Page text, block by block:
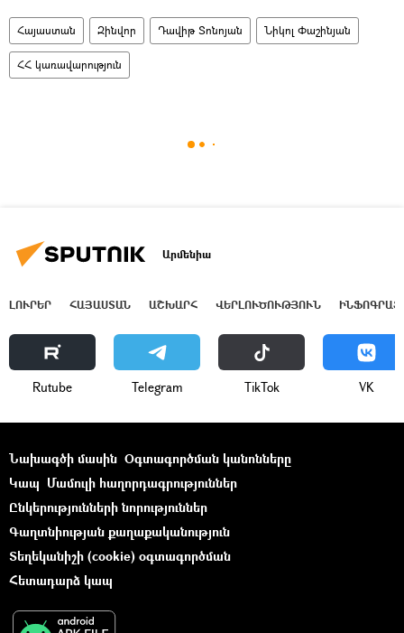
Հայաստան Զինվոր Դավիթ Տոնոյան Նիկոլ Փաշինյան
ՀՀ կառավարություն
Արմենիա
ԼՈՒՐԵՐ ՀԱՅԱՍՏԱՆ ԱՇԽԱՐՀ ՎԵՐԼՈՒԾՈՒԹՅՈՒՆ
Rutube Telegram ТikТоk VK
Նախագծի մասին Օգտագործման կանոնները
Կապ Մամուլի հաղորդագրություններ
Ընկերությունների նորություններ
Գաղտնիության քաղաքականություն
Տեղեկանիշի (cookie) օգտագործման
Հետադարձ կապ